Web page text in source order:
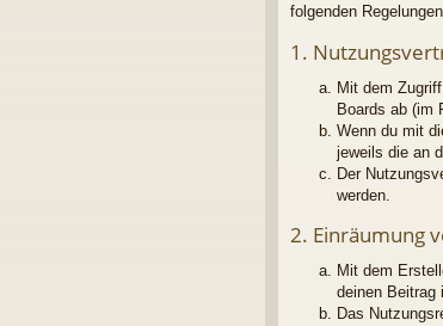
folgenden
1.
Mit dem
Boards ab (im
Wenn du mit
jeweils die an
Der
werden.
2. Einräumung
Mit dem
deinen Beitrag
Das